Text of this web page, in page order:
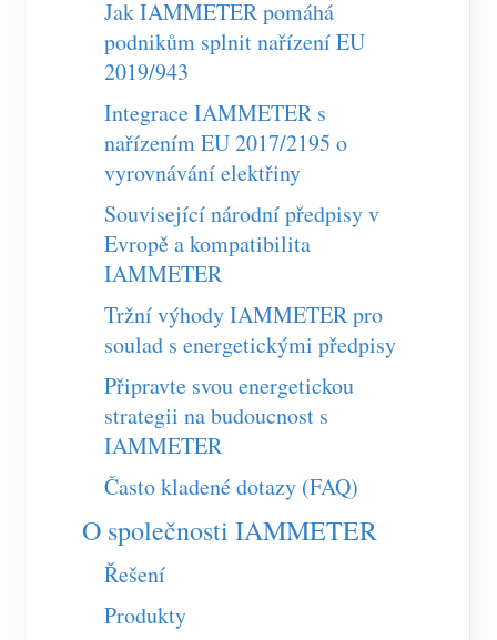
Systém energetické predikce a simulace
Aplikace
Monitor energie solárního FV systému
Monitor spotřeby elektřiny
Systém řízení FV ohřevu
Domácí automatizace
Monitorování energie ve výrobě
Obchod
Zdroje
Dokumentace
Výukové video
FAQ
Blog
Komunita
Program přispěvatelů
Aktivity IAMMETER
Fórum
App Store
Prozkoumat web
Řešení
O nás
Jak IAMMETER pomáhá
podnikům splnit nařízení EU
2019/943
Integrace IAMMETER s
nařízením EU 2017/2195 o
vyrovnávání elektřiny
Související národní předpisy v
Evropě a kompatibilita
IAMMETER
Tržní výhody IAMMETER pro
soulad s energetickými předpisy
Připravte svou energetickou
strategii na budoucnost s
IAMMETER
Často kladené dotazy (FAQ)
O společnosti IAMMETER
Řešení
Produkty